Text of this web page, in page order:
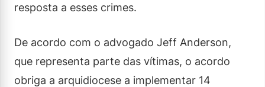
resposta a esses crimes.
De acordo com o advogado Jeff Anderson,
que representa parte das vítimas, o acordo
obriga a arquidiocese a implementar 14